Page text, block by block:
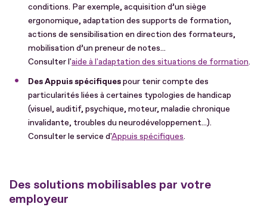
conditions. Par exemple, acquisition d’un siège
ergonomique, adaptation des supports de formation,
actions de sensibilisation en direction des formateurs,
mobilisation d’un preneur de notes...
Consulter l'aide à l'adaptation des situations de formation.
Des Appuis spécifiquespour tenir compte des
particularités liées à certaines typologies de handicap
(visuel, auditif, psychique, moteur, maladie chronique
invalidante, troubles du neurodéveloppement...).
Consulter le service d'Appuis spécifiques.
Des solutions mobilisables par votre
employeur